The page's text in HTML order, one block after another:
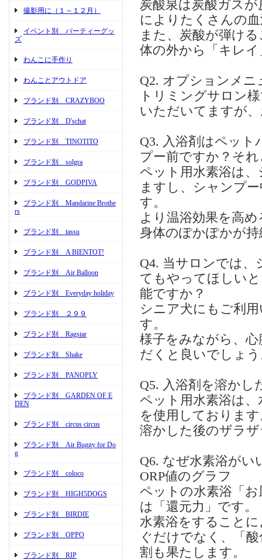
撮影用に（１～１２月）
イベント別 パーティーグッ
ズ
わんこに手作り
わんことアウトドア
ブランド別 CRAZYBOO
ブランド別 D'schat
ブランド別 TINOTITO
ブランド別 solgra
ブランド別 GODPIVA
ブランド別 Mandarine Brothe
rs
ブランド別 tassu
ブランド別 A BIENTOT!
ブランド別 Air Balloon
ブランド別 Everyday holiday
ブランド別 ２９９
ブランド別 Ragstar
ブランド別 Shake
ブランド別 PANOPLY
ブランド別 GARDEN OF E
DEN
ブランド別 circus circus
ブランド別 Air Buggy for Do
g
ブランド別 coloco
ブランド別 HIGH5DOGS
ブランド別 BIRDIE
ブランド別 OPPO
ブランド別 RIP
炭酸泉は炭酸ガス
によりたくさんの
また、炭酸が弾け
体の外から「キレ
Q2. オプションメ
トリミングサロン
いただいてますが
Q3. 入浴剤はペッ
プー前ですか？そ
ペット用水素浴は
ますし、シャンプ
す。
より温浴効果を高
身体のぽかぽかが
Q4. 当サロンでは
てもやってほしい
能ですか？
シニア犬にもご利
す。
様子をみながら、
だくと良いでしょ
Q5. 入浴剤を溶か
ペット用水素浴は
を使用しております
溶かした後のザラ
Q6. なぜ水素浴がい
ORP値のグラフ
ペットの水素浴「
は「還元力」です。
水素浴をすること
ぐだけでなく、「
割も果たします。